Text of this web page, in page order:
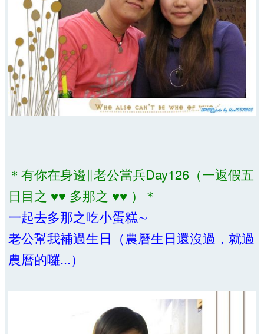
＊有你在身邊∥老公當兵Day126（一返假五
日目之 ♥♥ 多那之 ♥♥ ）＊
一起去多那之吃小蛋糕∼
老公幫我補過生日（農曆生日還沒過，就過
農曆的囉...）